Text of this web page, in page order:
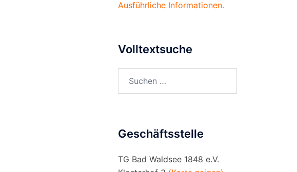
Ausführliche Informationen.
Volltextsuche
nach:
Geschäftsstelle
TG Bad Waldsee 1848 e.V.